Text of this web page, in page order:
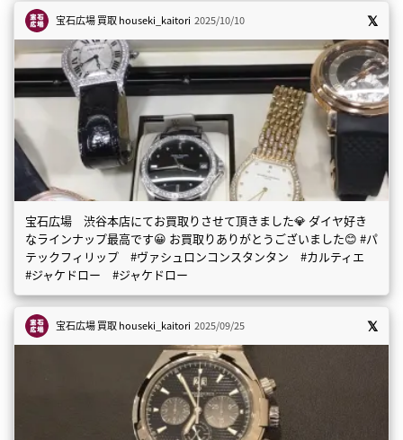
宝石広場 買取houseki_kaitori 2025/10/10
宝石広場 渋谷本店にてお買取りさせて頂きました💎 ダイヤ好き
なラインナップ最高です😀 お買取りありがとうございました😊 #パ
テックフィリップ #ヴァシュロンコンスタンタン #カルティエ
#ジャケドロー #ジャケドロー
宝石広場 買取houseki_kaitori 2025/09/25